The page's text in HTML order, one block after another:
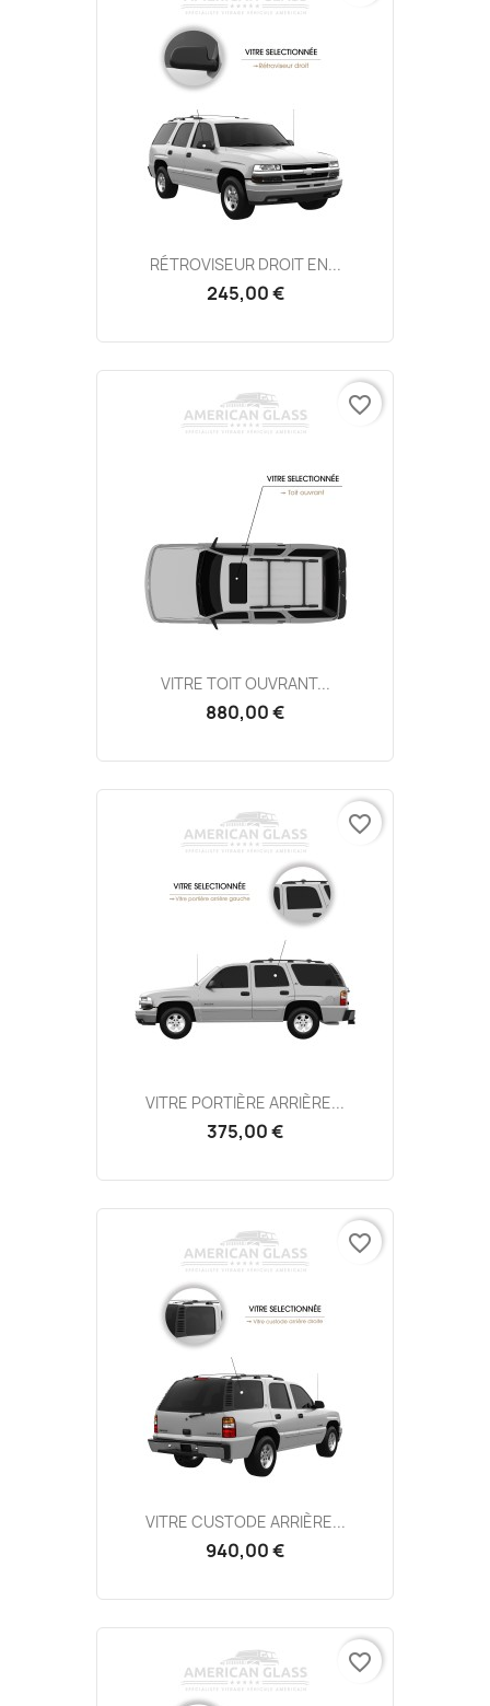
RÉTROVISEUR DROIT EN...
245,00 €
VITRE TOIT OUVRANT...
880,00 €
favorite_border
VITRE PORTIÈRE ARRIÈRE...
375,00 €
favorite_border
VITRE CUSTODE ARRIÈRE...
940,00 €
favorite_border
favorite_border